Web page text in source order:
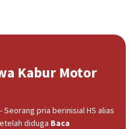
Kabur Motor
Seorang pria berinisial HS alias
diduga Baca